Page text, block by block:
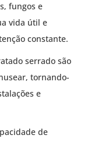
fungos e
vida útil e
constante.
serrado são
tornando-
e
de